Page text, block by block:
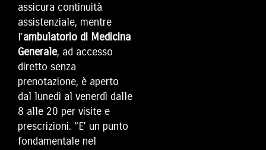
assicura continuità
assistenziale, mentre
l’ambulatorio di Medicina
Generale, ad accesso
diretto senza
prenotazione, è aperto
dal lunedì al venerdì dalle
8 alle 20 per visite e
prescrizioni. “E’ un punto
fondamentale nel